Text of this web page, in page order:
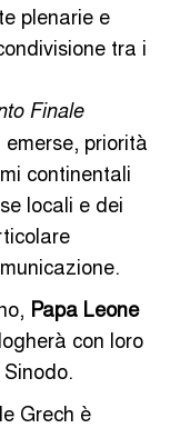
plenarie e
tra i
Finale
priorità
continentali
locali e dei
Papa Leone
con loro
Grech è